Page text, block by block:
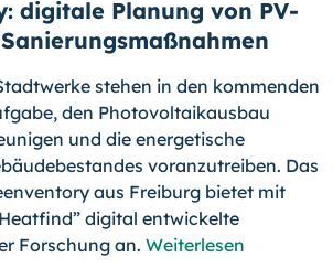
digitale Planung von PV-
stehen in den kommenden
den Photovoltaikausbau
und die energetische
voranzutreiben. Das
aus Freiburg bietet mit
digital entwickelte
Forschung an. Weiterlesen